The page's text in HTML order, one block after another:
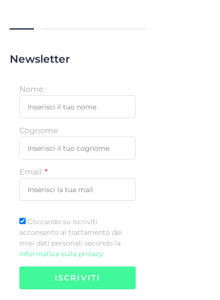
Newsletter
Nome
Cognome
Email
Cliccando su Iscriviti
acconsento al trattamento dei
miei dati personali secondo la
informativa sulla privacy
ISCRIVITI